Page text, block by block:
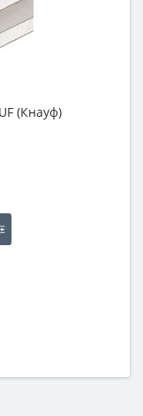
(Кнауф)